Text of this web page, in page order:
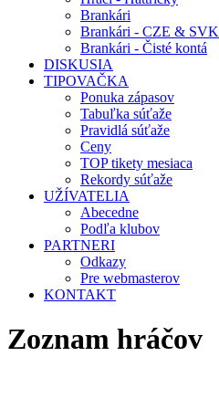
Brankári
Brankári - CZE & SVK
Brankári - Čisté kontá
DISKUSIA
TIPOVAČKA
Ponuka zápasov
Tabuľka súťaže
Pravidlá súťaže
Ceny
TOP tikety mesiaca
Rekordy súťaže
UŽÍVATELIA
Abecedne
Podľa klubov
PARTNERI
Odkazy
Pre webmasterov
KONTAKT
Zoznam hráčov